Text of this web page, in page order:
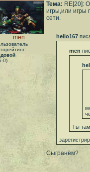
men
0)
Тема: RE[20]:
игры,или игры
сети.
hello167
men
Ты там
Сыгранём?